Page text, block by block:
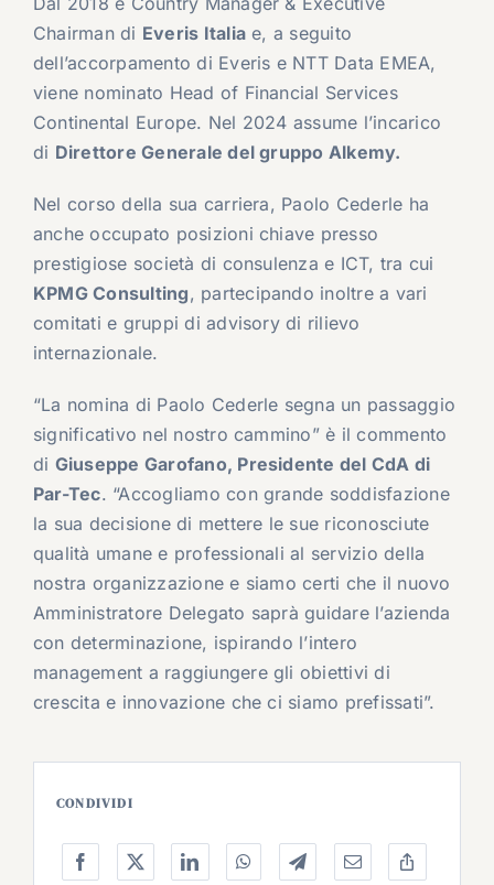
Chairman di Everis Italia e, a seguito
dell’accorpamento di Everis e NTT Data EMEA,
viene nominato Head of Financial Services
Continental Europe. Nel 2024 assume l’incarico
di Direttore Generale del gruppo Alkemy.
Nel corso della sua carriera, Paolo Cederle ha
anche occupato posizioni chiave presso
prestigiose società di consulenza e ICT, tra cui
KPMG Consulting, partecipando inoltre a vari
comitati e gruppi di advisory di rilievo
internazionale.
“La nomina di Paolo Cederle segna un passaggio
significativo nel nostro cammino” è il commento
di Giuseppe Garofano, Presidente del CdA di
Par-Tec. “Accogliamo con grande soddisfazione
la sua decisione di mettere le sue riconosciute
qualità umane e professionali al servizio della
nostra organizzazione e siamo certi che il nuovo
Amministratore Delegato saprà guidare l’azienda
con determinazione, ispirando l’intero
management a raggiungere gli obiettivi di
crescita e innovazione che ci siamo prefissati”.
CONDIVIDI